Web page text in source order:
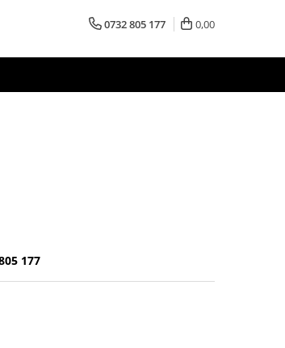
0732 805 177 0,00
177